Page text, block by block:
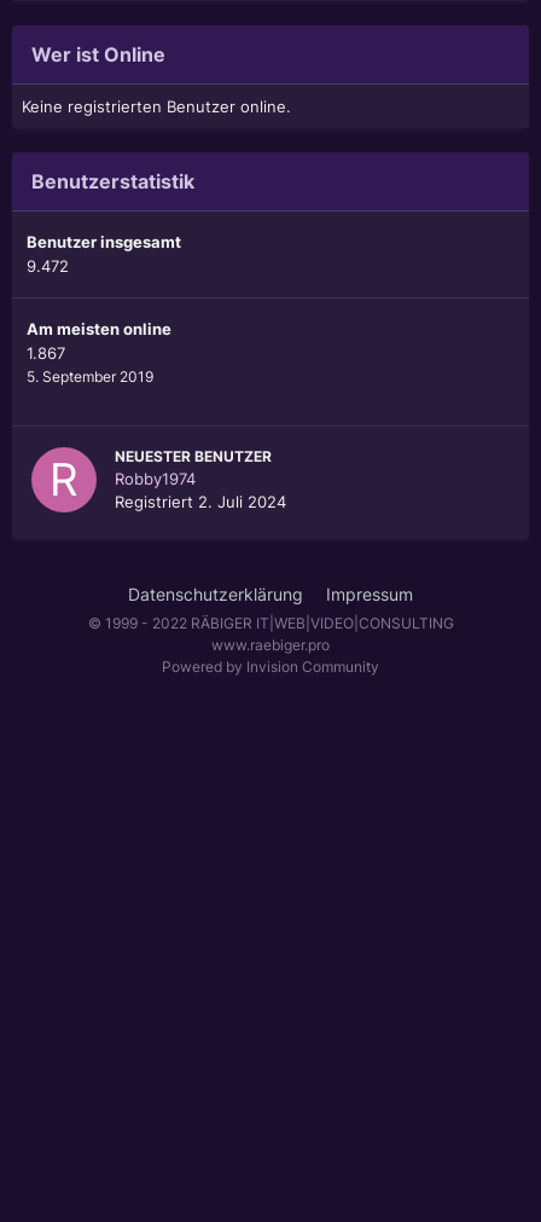
Wer ist Online
Keine registrierten Benutzer online.
Benutzerstatistik
Benutzer insgesamt
9.472
Am meisten online
1.867
5. September 2019
NEUESTER BENUTZER
Robby1974
Registriert 2. Juli 2024
Datenschutzerklärung Impressum
© 1999 - 2022 RÄBIGER IT|WEB|VIDEO|CONSULTING
www.raebiger.pro
Powered by Invision Community